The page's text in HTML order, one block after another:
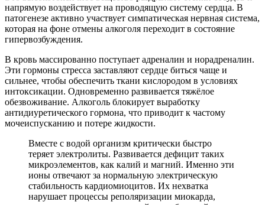
напрямую воздействует на проводящую систему сердца. В
патогенезе активно участвует симпатическая нервная система,
которая на фоне отмены алкоголя переходит в состояние
гипервозбуждения.
В кровь массированно поступает адреналин и норадреналин.
Эти гормоны стресса заставляют сердце биться чаще и
сильнее, чтобы обеспечить ткани кислородом в условиях
интоксикации. Одновременно развивается тяжёлое
обезвоживание. Алкоголь блокирует выработку
антидиуретического гормона, что приводит к частому
мочеиспусканию и потере жидкости.
Вместе с водой организм критически быстро
теряет электролиты. Развивается дефицит таких
микроэлементов, как калий и магний. Именно эти
ионы отвечают за нормальную электрическую
стабильность кардиомиоцитов. Их нехватка
нарушает процессы реполяризации миокарда,